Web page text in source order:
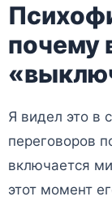
почему
Я видел это в
переговоров
включается
этот момент